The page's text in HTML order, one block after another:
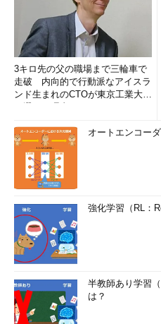
3キロ先の父の職場まで三輪車で
走破 内向的で行動派なアイスラ
ンド生まれのCTOが東京工業大学
オートエンコー
強化学習（RL：
半教師あり学習
は？